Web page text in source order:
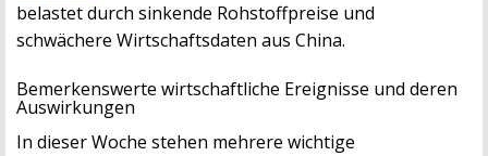
belastet durch sinkende Rohstoffpreise und
schwächere Wirtschaftsdaten aus China.
Bemerkenswerte wirtschaftliche Ereignisse und deren
Auswirkungen
In dieser Woche stehen mehrere wichtige